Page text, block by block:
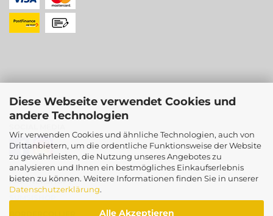
Diese Webseite verwendet Cookies und
andere Technologien
Wir verwenden Cookies und ähnliche Technologien, auch von
Drittanbietern, um die ordentliche Funktionsweise der Website
zu gewährleisten, die Nutzung unseres Angebotes zu
analysieren und Ihnen ein bestmögliches Einkaufserlebnis
bieten zu können. Weitere Informationen finden Sie in unserer
Datenschutzerklärung.
Alle Akzeptieren
PARTNERSHOPS